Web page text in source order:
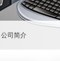
公司简介